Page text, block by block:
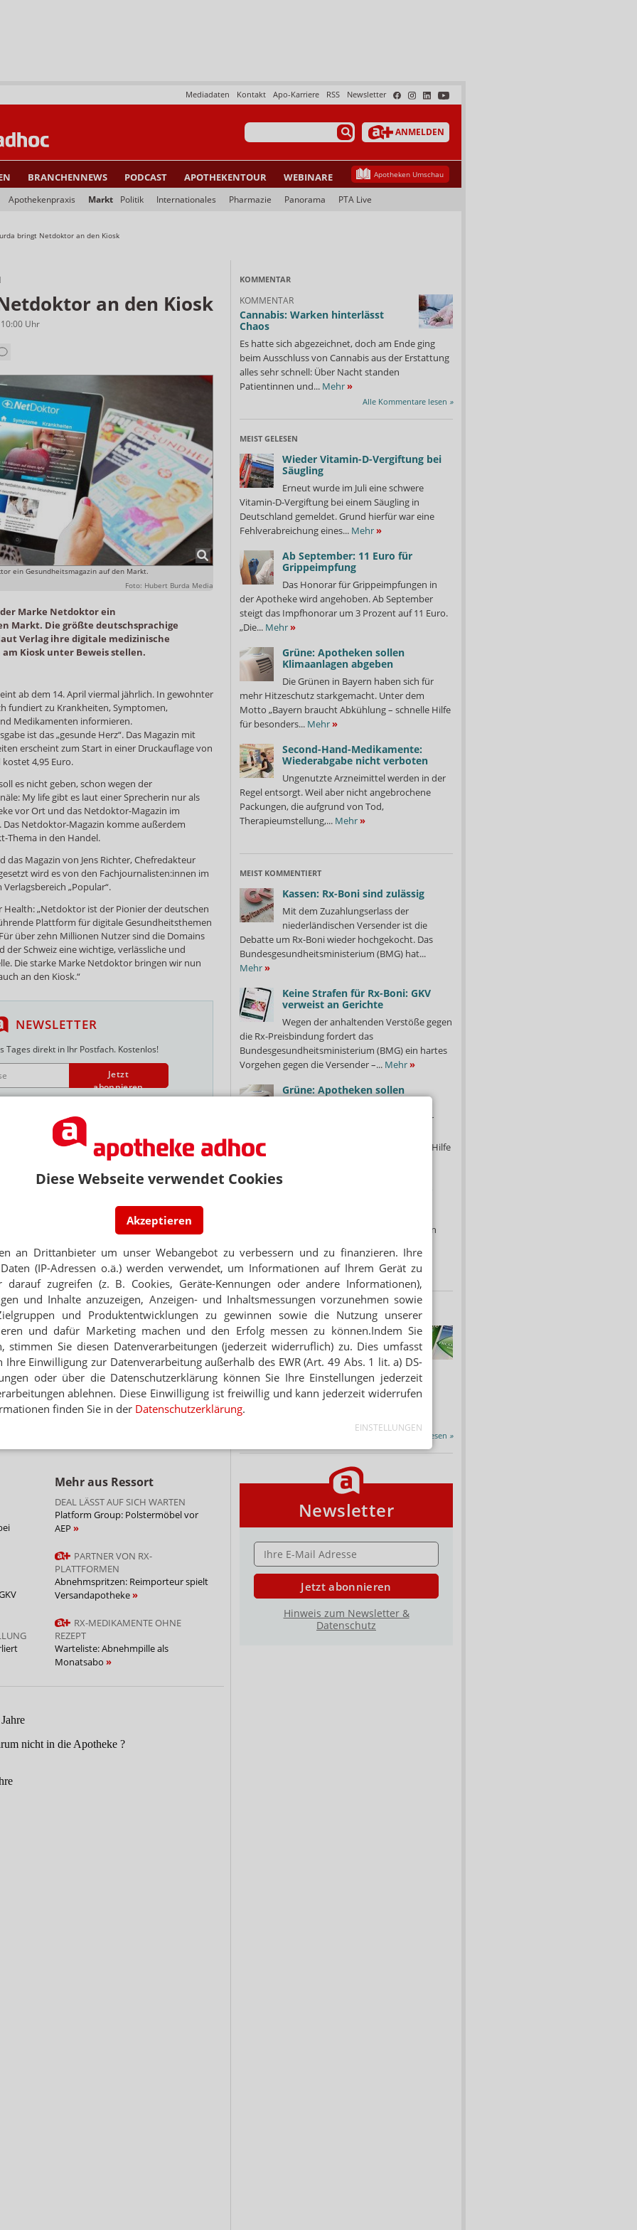
Diese Webseite verwendet Cookies
Akzeptieren
an Drittanbieter um unser Webangebot zu verbessern und zu finanzieren. Ihre
(IP-Adressen o.ä.) werden verwendet, um Informationen auf Ihrem Gerät zu
zugreifen (z. B. Cookies, Geräte-Kennungen oder andere Informationen),
und Inhalte anzuzeigen, Anzeigen- und Inhaltsmessungen vorzunehmen sowie
und Produktentwicklungen zu gewinnen sowie die Nutzung unserer
und dafür Marketing machen und den Erfolg messen zu können.Indem Sie
stimmen Sie diesen Datenverarbeitungen (jederzeit widerruflich) zu. Dies umfasst
Ihre Einwilligung zur Datenverarbeitung außerhalb des EWR (Art. 49 Abs. 1 lit. a) DS-
oder über die Datenschutzerklärung können Sie Ihre Einstellungen jederzeit
ablehnen. Diese Einwilligung ist freiwillig und kann jederzeit widerrufen
finden Sie in der Datenschutzerklärung.
EINSTELLUNGEN
Newsletter
RSS
Apo-Karriere
Kontakt
Mediadaten
ANMELDEN
BRANCHENNEWS PODCAST APOTHEKENTOUR WEBINARE Apotheken Umschau
Apothekenpraxis Markt Politik Internationales Pharmazie Panorama PTA Live
bringt Netdoktor an den Kiosk
an den Kiosk
Uhr
ein Gesundheitsmagazin auf den Markt.
Foto: Hubert Burda Media
Marke Netdoktor ein
Markt. Die größte deutschsprachige
Verlag ihre digitale medizinische
Kiosk unter Beweis stellen.
ab dem 14. April viermal jährlich. In gewohnter
fundiert zu Krankheiten, Symptomen,
Medikamenten informieren.
ist das „gesunde Herz“. Das Magazin mit
erscheint zum Start in einer Druckauflage von
4,95 Euro.
es nicht geben, schon wegen der
My life gibt es laut einer Sprecherin nur als
vor Ort und das Netdoktor-Magazin im
Netdoktor-Magazin komme außerdem
Thema in den Handel.
Magazin von Jens Richter, Chefredakteur
wird es von den Fachjournalisten:innen im
„Popular“.
Health: „Netdoktor ist der Pionier der deutschen
Plattform für digitale Gesundheitsthemen
über zehn Millionen Nutzer sind die Domains
der Schweiz eine wichtige, verlässliche und
Die starke Marke Netdoktor bringen wir nun
an den Kiosk.“
NEWSLETTER
Tages direkt in Ihr Postfach. Kostenlos!
Jetzt
abonnieren
in Österreich und Schweiz
Burda kauft Netdoktor
setzt auf Digital Health
Lab
Mehr aus Ressort
DEAL LÄSST AUF SICH WARTEN
Platform Group: Polstermöbel vor
AEP
PARTNER VON RX-
PLATTFORMEN
Abnehmspritzen: Reimporteur spielt
Versandapotheke
RX-MEDIKAMENTE OHNE
REZEPT
Warteliste: Abnehmpille als
Monatsabo
KOMMENTAR
KOMMENTAR
Cannabis: Warken hinterlässt
Chaos
Es hatte sich abgezeichnet, doch am Ende ging
beim Ausschluss von Cannabis aus der Erstattung
alles sehr schnell: Über Nacht standen
Patientinnen und... Mehr»
Alle Kommentare lesen »
MEIST GELESEN
Wieder Vitamin-D-Vergiftung bei
Säugling
Erneut wurde im Juli eine schwere
Vitamin-D-Vergiftung bei einem Säugling in
Deutschland gemeldet. Grund hierfür war eine
Fehlverabreichung eines... Mehr»
Ab September: 11 Euro für
Grippeimpfung
Das Honorar für Grippeimpfungen in
der Apotheke wird angehoben. Ab September
steigt das Impfhonorar um 3 Prozent auf 11 Euro.
„Die... Mehr»
Grüne: Apotheken sollen
Klimaanlagen abgeben
Die Grünen in Bayern haben sich für
mehr Hitzeschutz starkgemacht. Unter dem
Motto „Bayern braucht Abkühlung – schnelle Hilfe
für besonders... Mehr»
Second-Hand-Medikamente:
Wiederabgabe nicht verboten
Ungenutzte Arzneimittel werden in der
Regel entsorgt. Weil aber nicht angebrochene
Packungen, die aufgrund von Tod,
Therapieumstellung,... Mehr»
MEIST KOMMENTIERT
Kassen: Rx-Boni sind zulässig
Mit dem Zuzahlungserlass der
niederländischen Versender ist die
Debatte um Rx-Boni wieder hochgekocht. Das
Bundesgesundheitsministerium (BMG) hat...
Mehr»
Keine Strafen für Rx-Boni: GKV
verweist an Gerichte
Wegen der anhaltenden Verstöße gegen
die Rx-Preisbindung fordert das
Bundesgesundheitsministerium (BMG) ein hartes
Vorgehen gegen die Versender –... Mehr»
Grüne: Apotheken sollen
Klimaanlagen abgeben
Die Grünen in Bayern haben sich für
Motto „Bayern braucht Abkühlung – schnelle Hilfe
für besonders...
Millionenverluste bei Kassen &
Hochrisiko-Immobilienfonds von Verius haben
Vereinigungen (KVen)... Mehr »
PORTRÄT
TABAKENTWÖHNUNG
FAQ: Nikotin auf Rezept
Arzneimittel zur Tabakentwöhnung
werden von den Kassen erstattet.
Verordnungsfähig sind nikotinhaltige nicht
verschreibungspflichtige Präparate sowie...
Mehr
Alle Porträts lesen »
Newsletter
E-MAIL ADRESSE
Jetzt abonnieren
Hinweis zum Newsletter &
Datenschutz